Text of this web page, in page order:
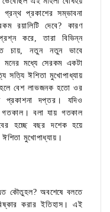
প্রকাশের সম্ভাবনা
রয়ালিটি দেবে? কারণ
করে, তারা বিভিন্ন
চায়, নতুন নতুন ভাবে
মধ্যে সেরকম একটা
সত্যি ঈশিতা মুখোপাধ্যায়
বেশ লাভজনক হতো ওর
প্রকাশনা দপ্তর। যদিও
গতকাল। বলা যায় গতকাল
হচ্ছে বছর দশেক হয়ে
মুখোপাধ্যায়।
এত কৌতুহল? অবশেষে বলতে
করার ইতিহাস। এই